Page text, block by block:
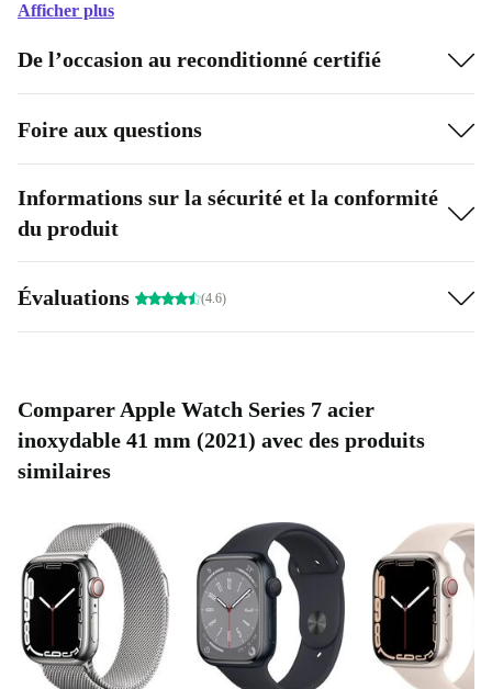
Afficher plus
De l’occasion au reconditionné certifié
Foire aux questions
Informations sur la sécurité et la conformité
du produit
Évaluations (4.6)
Comparer Apple Watch Series 7 acier
inoxydable 41 mm (2021) avec des produits
similaires